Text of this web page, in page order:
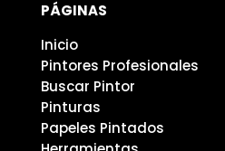
PÁGINAS
Inicio
Pintores Profesionales
Buscar Pintor
Pinturas
Papeles Pintados